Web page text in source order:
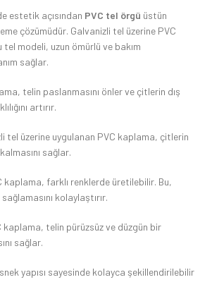
estetik açısından PVC tel örgü üstün
çözümüdür. Galvanizli tel üzerine PVC
tel modeli, uzun ömürlü ve bakım
sağlar.
telin paslanmasını önler ve çitlerin dış
artırır.
tel üzerine uygulanan PVC kaplama, çitlerin
sağlar.
kaplama, farklı renklerde üretilebilir. Bu,
kolaylaştırır.
kaplama, telin pürüzsüz ve düzgün bir
sağlar.
yapısı sayesinde kolayca şekillendirilebilir